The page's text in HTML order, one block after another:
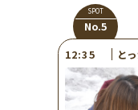
SPOT
No.5
12:35 と